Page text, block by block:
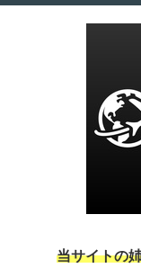
当サイトの